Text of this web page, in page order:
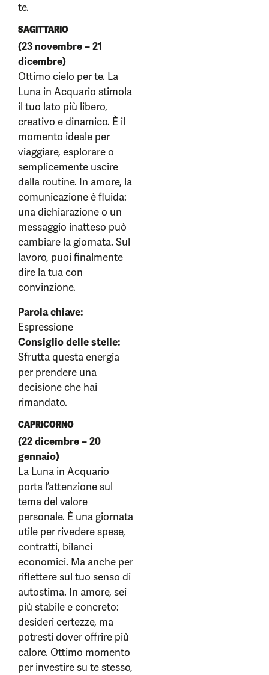
te.
SAGITTARIO
(23 novembre – 21
dicembre)
Ottimo cielo per te. La
Luna in Acquario stimola
il tuo lato più libero,
creativo e dinamico. È il
momento ideale per
viaggiare, esplorare o
semplicemente uscire
dalla routine. In amore, la
comunicazione è fluida:
una dichiarazione o un
messaggio inatteso può
cambiare la giornata. Sul
lavoro, puoi finalmente
dire la tua con
convinzione.
Parola chiave:
Espressione
Consiglio delle stelle:
Sfrutta questa energia
per prendere una
decisione che hai
rimandato.
CAPRICORNO
(22 dicembre – 20
gennaio)
La Luna in Acquario
porta l’attenzione sul
tema del valore
personale. È una giornata
utile per rivedere spese,
contratti, bilanci
economici. Ma anche per
riflettere sul tuo senso di
autostima. In amore, sei
più stabile e concreto:
desideri certezze, ma
potresti dover offrire più
calore. Ottimo momento
per investire su te stesso,